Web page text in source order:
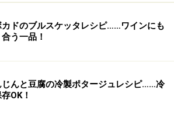
カドのブルスケッタレシピ……ワインにも
う一品！
じんと豆腐の冷製ポタージュレシピ……冷
OK！